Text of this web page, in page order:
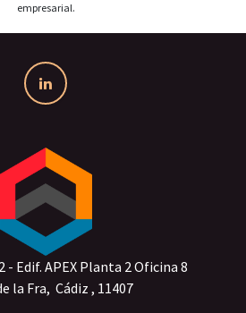
empresarial.
- Edif. APEX Planta 2 Oficina 8
la Fra, Cádiz , 11407